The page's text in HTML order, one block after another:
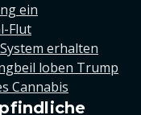
ein
Flut
erhalten
loben Trump
Cannabis